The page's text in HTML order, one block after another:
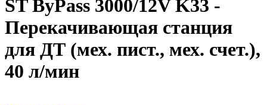
ST ByPass 3000/12V K33 -
Перекачивающая станция
для ДТ (мех. пист., мех. счет.),
40 л/мин